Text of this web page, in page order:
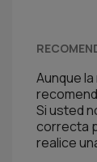
Aunque
Si usted
correcta
realice